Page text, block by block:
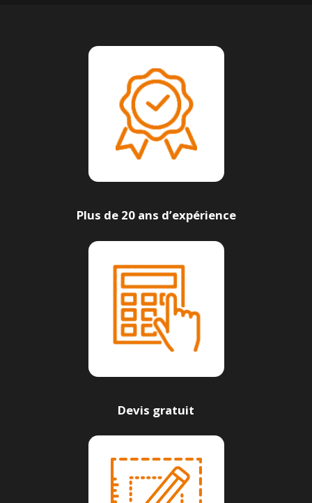
Plus de 20 ans d’expérience
Devis gratuit